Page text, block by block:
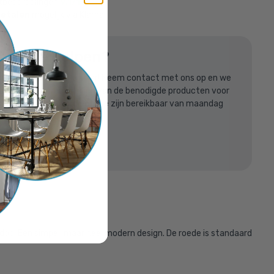
9,1/10
we je helpen?
staan voor je klaar! Neem contact met ons op en we
bij het samenstellen van de benodigde producten voor
bouwproject! We zijn bereikbaar van maandag
8:30uur tot 17:00uur.
Een simpel, maar heel modern design. De roede is standaard
je